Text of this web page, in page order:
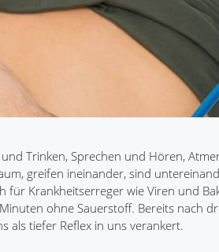
Trinken, Sprechen und Hören,
greifen ineinander, sind
für Krankheitserreger wie Viren und
ohne Sauerstoff. Bereits nach
als tiefer Reflex in uns verankert.